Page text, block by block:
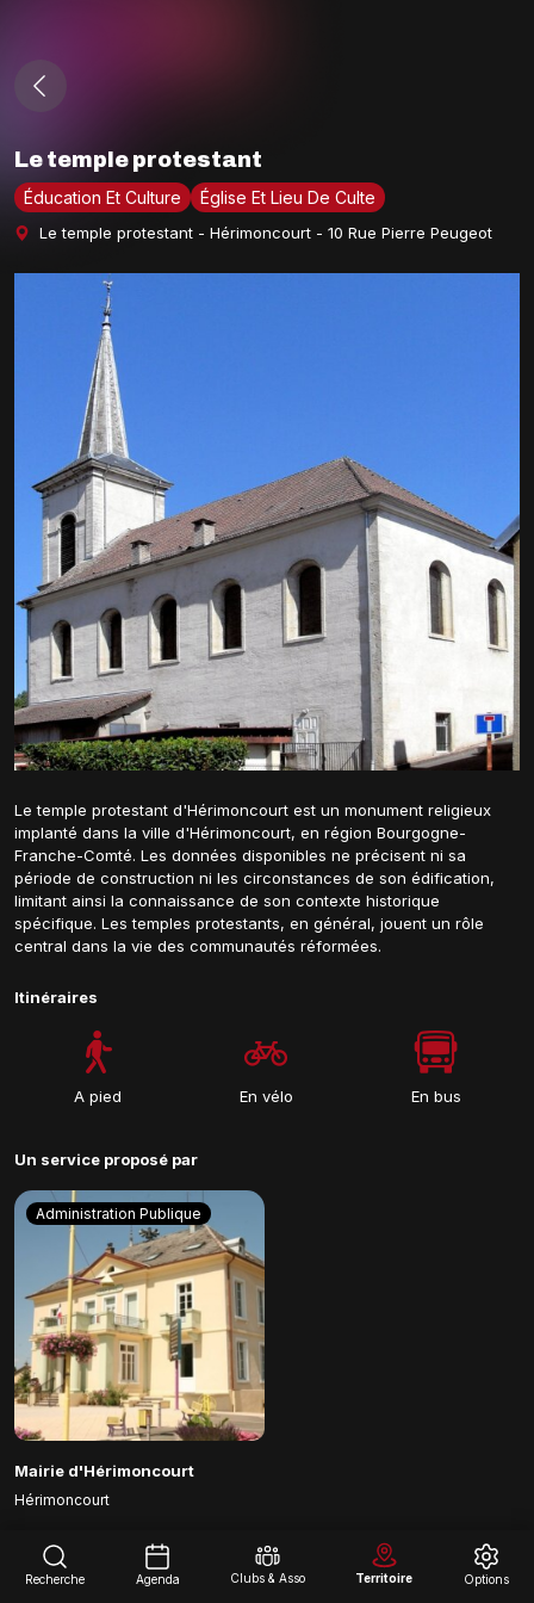
Le temple protestant
Éducation Et Culture Église Et Lieu De Culte
Le temple protestant - Hérimoncourt - 10 Rue Pierre Peugeot
Le temple protestant d'Hérimoncourt est un monument religieux
implanté dans la ville d'Hérimoncourt, en région Bourgogne-
Franche-Comté. Les données disponibles ne précisent ni sa
période de construction ni les circonstances de son édification,
limitant ainsi la connaissance de son contexte historique
spécifique. Les temples protestants, en général, jouent un rôle
central dans la vie des communautés réformées.
Itinéraires
A pied En vélo En bus
Un service proposé par
Administration Publique
Mairie d'Hérimoncourt
Hérimoncourt
Recherche Agenda Clubs & Asso Territoire Options